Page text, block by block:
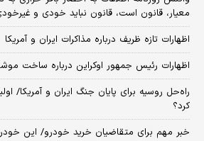
معیار، قانون است، قانون نباید خودی و
اظهارات تازه ظریف درباره مذاکرات ایران و آمریکا
اظهارات رئیس جمهور اوکراین درباره ساخت
راه‌حل روسیه برای پایان جنگ ایران و آمریکا/
کرد؟
خبر مهم برای متقاضیان خرید خودرو/ این خودرو ۸۰ میلیون ارزان